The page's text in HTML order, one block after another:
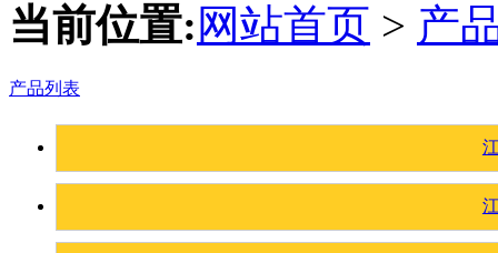
当前位置: 网站首页 > 产
产品列表